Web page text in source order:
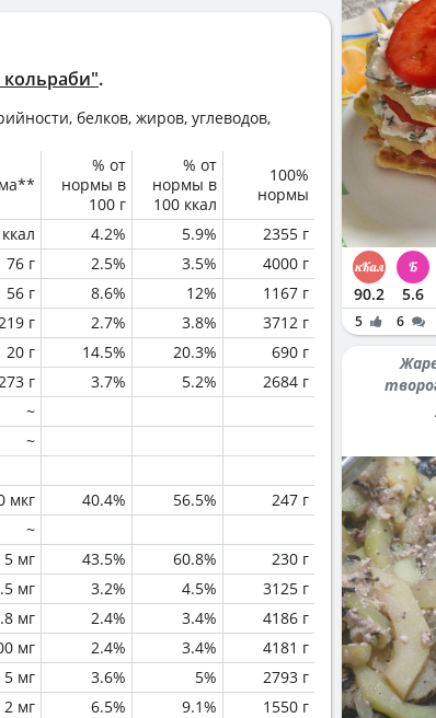
кольраби".
белков, жиров, углеводов,
% от
нормы в
100 г
% от
нормы в
100 ккал
100%
нормы
4.2% 5.9%
2355 г
76 г 2.5% 3.5%
4000 г
56 г 8.6% 12%
1167 г
г 2.7% 3.8%
3712 г
20 г 14.5% 20.3%
690 г
г 3.7% 5.2%
2684 г
~
~
мкг 40.4% 56.5%
247 г
~
5 мг 43.5% 60.8%
230 г
мг 3.2% 4.5%
3125 г
мг 2.4% 3.4%
4186 г
мг 2.4% 3.4%
4181 г
5 мг 3.6% 5%
2793 г
2 мг 6.5% 9.1%
1550 г
90.2 5.6
5 6
Жареный кабачок с